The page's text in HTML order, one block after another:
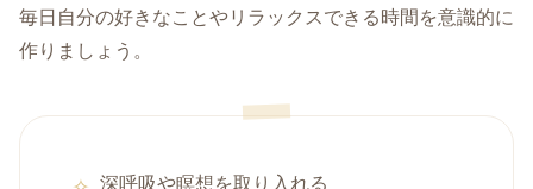
毎日自分の好きなことやリラックスできる時間を意識的に
作りましょう。
深呼吸や瞑想を取り入れる